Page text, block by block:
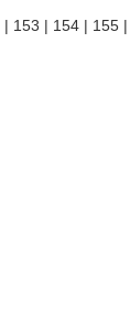
| 153 | 154 | 155 |